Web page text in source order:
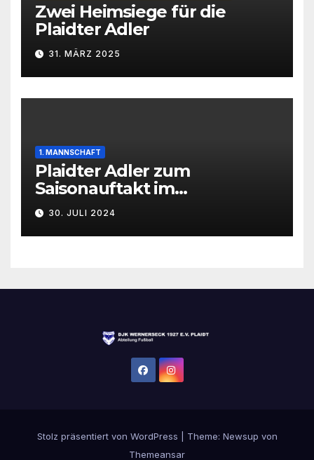
Zwei Heimsiege für die
Plaidter Adler
31. MÄRZ 2025
1. MANNSCHAFT
Plaidter Adler zum
Saisonauftakt im
Rheinlandpokal gefordert
30. JULI 2024
Stolz präsentiert von WordPress Theme: Newsup von
Themeansar